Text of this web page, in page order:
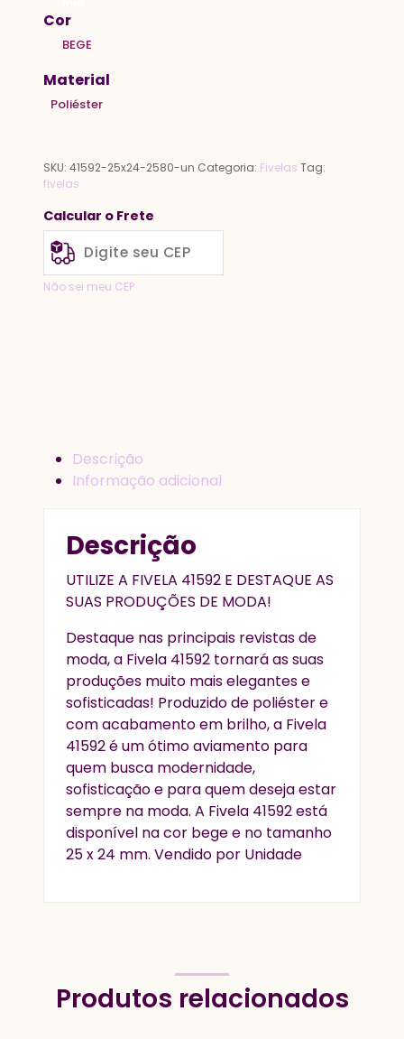
Cor
BEGE
Material
Poliéster
SKU: 41592-25x24-2580-un Categoria: Fivelas Tag:
fivelas
Calcular o Frete
Não sei meu CEP
Descrição
Informação adicional
Descrição
UTILIZE A FIVELA 41592 E DESTAQUE AS
SUAS PRODUÇÕES DE MODA!
Destaque nas principais revistas de
moda, a Fivela 41592 tornará as suas
produções muito mais elegantes e
sofisticadas! Produzido de poliéster e
com acabamento em brilho, a Fivela
41592é um ótimo aviamento para
quem busca modernidade,
sofisticação e para quem deseja estar
sempre na moda. A Fivela 41592está
disponível na cor bege e no tamanho
25 x 24 mm. Vendido por Unidade
Produtos relacionados